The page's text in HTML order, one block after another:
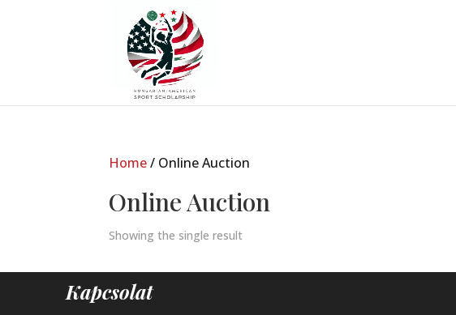
Home/ Online Auction
Online Auction
Showing the single result
Kapcsolat